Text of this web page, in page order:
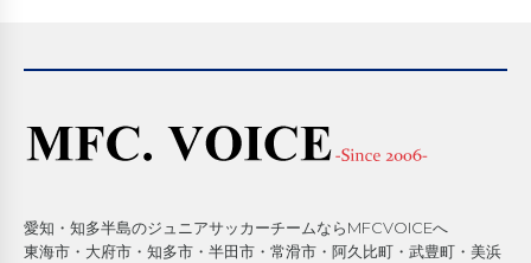
愛知・知多半島のジュニアサッカーチームならMFCVOICEへ
東海市・大府市・知多市・半田市・常滑市・阿久比町・武豊町・美浜